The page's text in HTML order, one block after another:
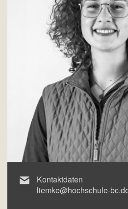
Kontaktdaten
liemke@hochschule-